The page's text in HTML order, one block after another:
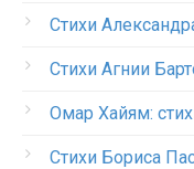
Стихи
Стихи Агнии
Омар Хайям:
Стихи Бориса